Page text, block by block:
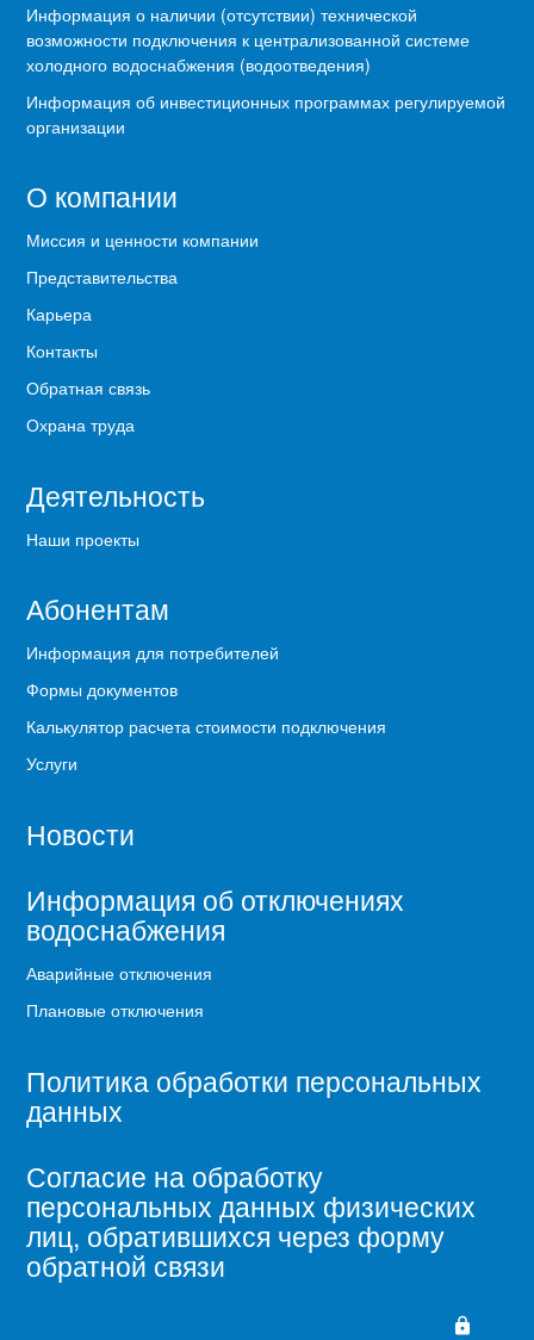
Информация о наличии (отсутствии) технической
возможности подключения к централизованной системе
холодного водоснабжения (водоотведения)
Информация об инвестиционных программах регулируемой
организации
О компании
Миссия и ценности компании
Представительства
Карьера
Контакты
Обратная связь
Охрана труда
Деятельность
Наши проекты
Абонентам
Информация для потребителей
Формы документов
Калькулятор расчета стоимости подключения
Услуги
Новости
Информация об отключениях
водоснабжения
Аварийные отключения
Плановые отключения
Политика обработки персональных
данных
Согласие на обработку
персональных данных физических
лиц, обратившихся через форму
обратной связи
lock